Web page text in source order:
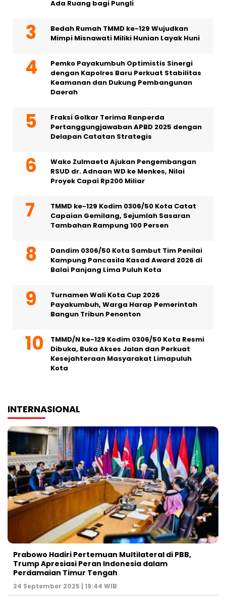
Ada Ruang bagi Pungli
Bedah Rumah TMMD ke-129 Wujudkan
Mimpi Misnawati Miliki Hunian Layak Huni
Pemko Payakumbuh Optimistis Sinergi
dengan Kapolres Baru Perkuat Stabilitas
Keamanan dan Dukung Pembangunan
Daerah
Fraksi Golkar Terima Ranperda
Pertanggungjawaban APBD 2025 dengan
Delapan Catatan Strategis
Wako Zulmaeta Ajukan Pengembangan
RSUD dr. Adnaan WD ke Menkes, Nilai
Proyek Capai Rp200 Miliar
TMMD ke-129 Kodim 0306/50 Kota Catat
Capaian Gemilang, Sejumlah Sasaran
Tambahan Rampung 100 Persen
Dandim 0306/50 Kota Sambut Tim Penilai
Kampung Pancasila Kasad Award 2026 di
Balai Panjang Lima Puluh Kota
Turnamen Wali Kota Cup 2026
Payakumbuh, Warga Harap Pemerintah
Bangun Tribun Penonton
TMMD/N ke-129 Kodim 0306/50 Kota Resmi
Dibuka, Buka Akses Jalan dan Perkuat
Kesejahteraan Masyarakat Limapuluh
Kota
INTERNASIONAL
Prabowo Hadiri Pertemuan Multilateral di PBB,
Trump Apresiasi Peran Indonesia dalam
Perdamaian Timur Tengah
24 September 2025 | 19:44 WIB